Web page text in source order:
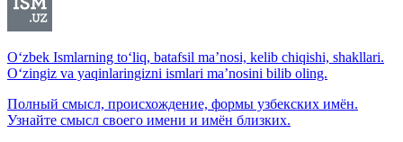
O‘zbek Ismlarning to‘liq, batafsil ma’nosi, kelib chiqishi, shakllari.
O‘zingiz va yaqinlaringizni ismlari ma’nosini bilib oling.
Полный смысл, происхождение, формы узбекских имён.
Узнайте смысл своего имени и имён близких.